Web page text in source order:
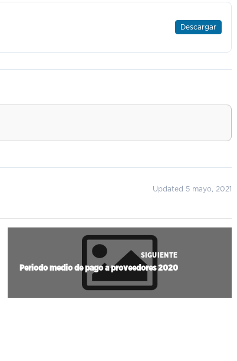
Descargar
Updated 5 mayo, 2021
SIGUIENTE
Periodo medio de pago a proveedores 2020